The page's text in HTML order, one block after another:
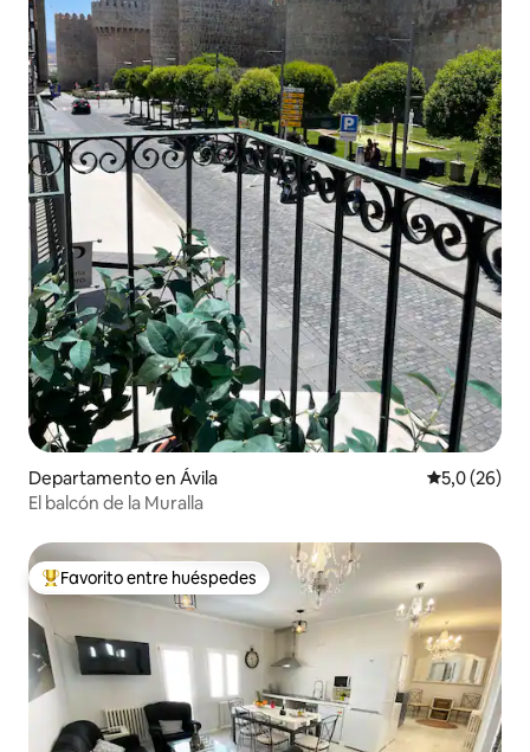
Departamento en Ávila Calificación
5,0 (26)
El balcón de la Muralla
Favorito entre los huéspedes más destacados
Favorito entre huéspedes